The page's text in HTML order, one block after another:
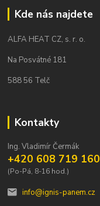
Kde nás najdete
ALFA HEAT CZ, s. r. o.
Na Posvátné 181
588 56 Telč
Kontakty
Ing. Vladimír Čermák
+420 608 719 160
(Po-Pá, 8-16 hod.)
info@ignis-panem.cz